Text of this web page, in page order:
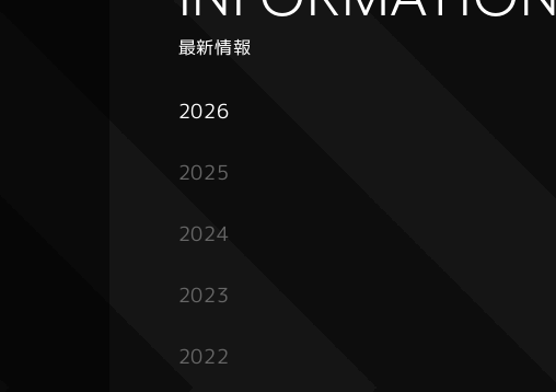
最新情報
2026
2025
2024
2023
2022